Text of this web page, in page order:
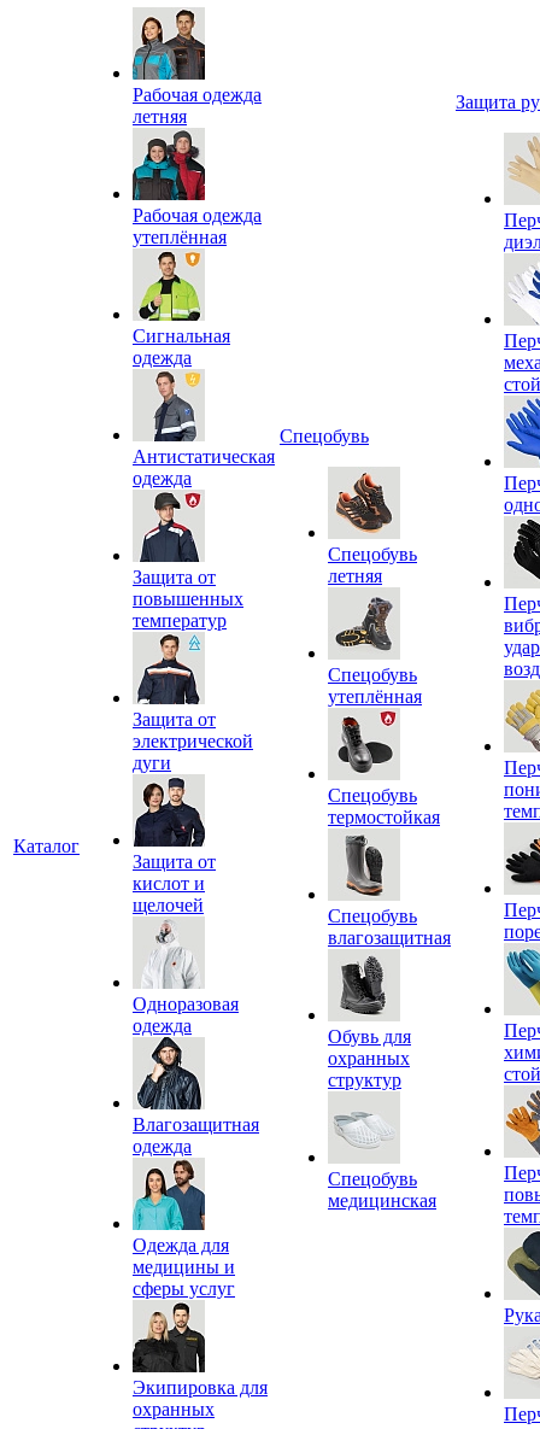
Каталог
Рабочая одежда
летняя
Рабочая одежда
утеплённая
Сигнальная
одежда
Антистатическая
одежда
Защита от
повышенных
температур
Защита от
электрической
дуги
Защита от
кислот и
щелочей
Одноразовая
одежда
Влагозащитная
одежда
Одежда для
медицины и
сферы услуг
Экипировка для
охранных
Спецобувь
Спецобувь
летняя
Спецобувь
утеплённая
Спецобувь
термостойкая
Спецобувь
влагозащитная
Обувь для
охранных
структур
Спецобувь
медицинская
Защита